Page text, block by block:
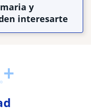
y
interesarte